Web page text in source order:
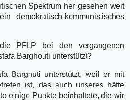
Spektrum her gesehen weit
demokratisch-kommunistisches
PFLP bei den vergangenen
Barghouti unterstützt?
Barghuti unterstützt, weil er mit
ist, das auch unseres hätte
einige Punkte beinhaltete, die wir